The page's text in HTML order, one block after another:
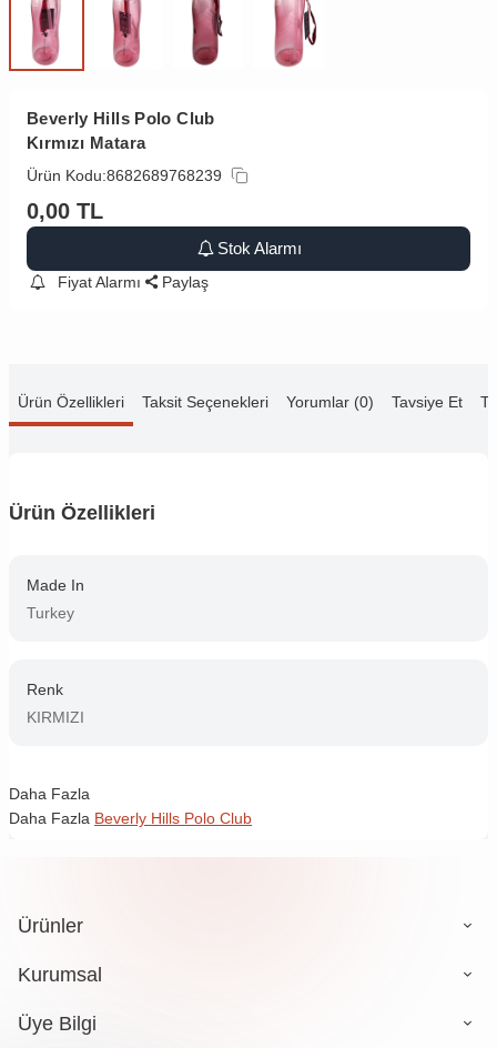
Beverly Hills Polo Club
Kırmızı Matara
Ürün Kodu:8682689768239
0,00 TL
Stok Alarmı
Fiyat Alarmı Paylaş
Ürün Özellikleri Taksit Seçenekleri Yorumlar (0) Tavsiye Et
Ürün Özellikleri
Made In
Turkey
Renk
KIRMIZI
Daha Fazla
Daha Fazla Beverly Hills Polo Club
Ürünler
Kurumsal
Üye Bilgi